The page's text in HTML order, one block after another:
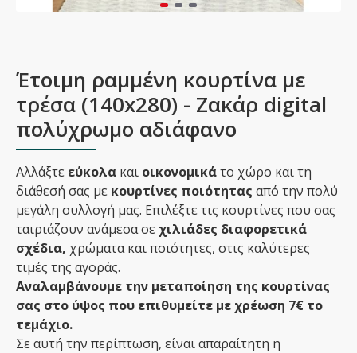
Έτοιμη ραμμένη κουρτίνα με
τρέσα (140x280) - Ζακάρ digital
πολύχρωμο αδιάφανο
Αλλάξτε εύκολα και οικονομικάτο χώρο και τη
διάθεσή σας με κουρτίνες ποιότητας από την πολύ
μεγάλη συλλογή μας. Επιλέξτε τις κουρτίνες που σας
ταιριάζουν ανάμεσα σε χιλιάδες διαφορετικά
σχέδια, χρώματα και ποιότητες, στις καλύτερες
τιμές της αγοράς.
Αναλαμβάνουμε την μεταποίηση της κουρτίνας
σας στο ύψος που επιθυμείτε με χρέωση 7€ το
τεμάχιο.
Σε αυτή την περίπτωση, είναι απαραίτητη η